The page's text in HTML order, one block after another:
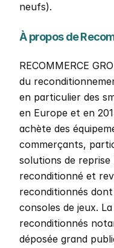
neufs).
À propos de
RECOMMERCE
du
en particulier des
en Europe et en
achète des
commerçants,
solutions de reprise
reconditionné et
reconditionnés
consoles de jeux.
reconditionnés
déposée grand